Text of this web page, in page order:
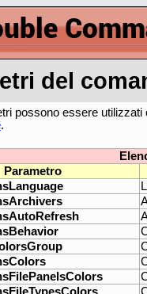
del
possono essere
.
Parametro